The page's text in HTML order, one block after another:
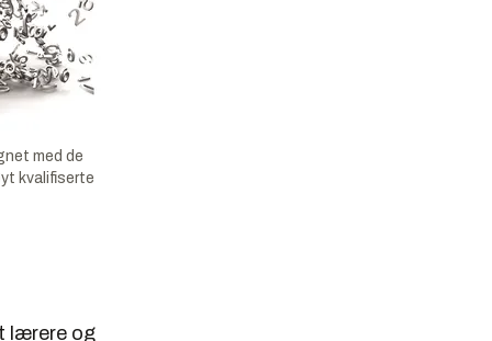
med de
kvalifiserte
lærere og